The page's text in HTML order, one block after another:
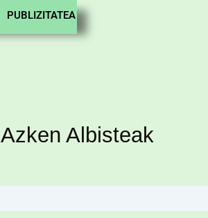
PUBLIZITATEA
Azken Albisteak